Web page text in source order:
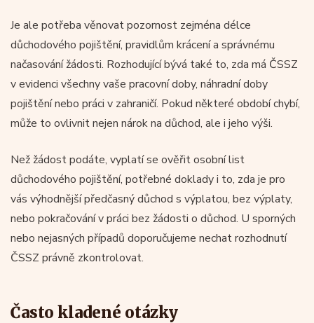
Je ale potřeba věnovat pozornost zejména délce
důchodového pojištění, pravidlům krácení a správnému
načasování žádosti. Rozhodující bývá také to, zda má ČSSZ
v evidenci všechny vaše pracovní doby, náhradní doby
pojištění nebo práci v zahraničí. Pokud některé období chybí,
může to ovlivnit nejen nárok na důchod, ale i jeho výši.
Než žádost podáte, vyplatí se ověřit osobní list
důchodového pojištění, potřebné doklady i to, zda je pro
vás výhodnější předčasný důchod s výplatou, bez výplaty,
nebo pokračování v práci bez žádosti o důchod. U sporných
nebo nejasných případů doporučujeme nechat rozhodnutí
ČSSZ právně zkontrolovat.
Často kladené otázky